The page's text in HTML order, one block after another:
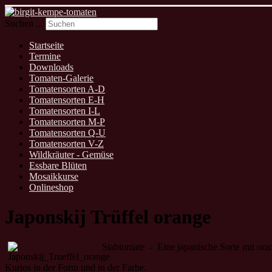
Suchen ...
Startseite
Termine
Downloads
Tomaten-Galerie
Tomatensorten A-D
Tomatensorten E-H
Tomatensorten I-L
Tomatensorten M-P
Tomatensorten Q-U
Tomatensorten V-Z
Wildkräuter - Gemüse
Essbare Blüten
Mosaikkurse
Onlineshop
Japonskij Trüffel orange
Stabtomate - Eine japanische Sorte mit
Kurios in der Form und in der Farbe.